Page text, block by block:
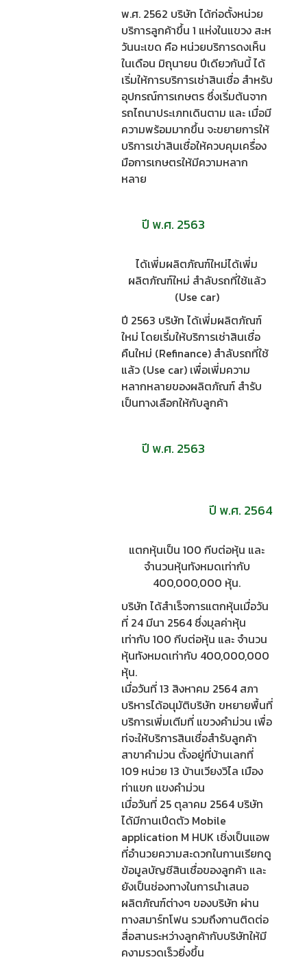
พ.ศ. 2562 บริษัท ได้ก่อตั้งหน่วย
บริการลูกค้าขึ้น 1 แห่งในแขวง สะห
วันนะเขด คือ หน่วยบริการดงเห็น
ในเดือน มิถุนายน ปีเดียวกันนี้ ได้
เริ่มให้การบริการเช่าสินเชื่อ สำหรับ
อุปกรณ์การเกษตร ซึ่งเริ่มต้นจาก
รถไถนาประเภทเดินตาม และ เมื่อมี
ความพร้อมมากขึ้น จะขยายการให้
บริการเข่าสินเชื่อให้ควบคุมเครื่อง
มือการเกษตรให้มีความหลาก
หลาย
ปี พ.ศ. 2563
ได้เพี่มผลิตภัณฑ์ใหม่ได้เพี่ม
ผลิตภัณฑ์ใหม่ สำลับรถที่ใช้แล้ว
(Use car)
ปี 2563 บริษัท ได้เพี่มผลิตภัณฑ์
ใหม่ โดยเรี่มให้บริการเช่าสินเชื่อ
คืนใหม่ (Refinance) สำลับรถที่ใช้
แล้ว (Use car) เพื่อเพี่มความ
หลากหลายของผลิตภัณฑ์ สำรับ
เป็นทางเลือกให้กับลูกค้า
ปี พ.ศ. 2563
ปี พ.ศ. 2564
แตกหุ้นเป็น 100 กีบต่อหุ้น และ
จำนวนหุ้นทังหมดเท่ากับ
400,000,000 หุ้น.
บริษัท ได้สำเร็จการแตกหุ้นเมื่อวัน
ที่ 24 มีนา 2564 ชึ่งมุลค่าหุ้น
เท่ากับ 100 กีบต่อหุ้น และ จำนวน
หุ้นทังหมดเท่ากับ 400,000,000
หุ้น.
เมื่อวันที่ 13 สิงหาคม 2564 สภา
บริหารได้อนุมัติบริษัท ขหยายพื้นที่
บริการเพี่มเตีมที่ แขวงคำม่วน เพื่อ
ท่จะให้บริการสินเชื่อสำรับลูกค้า
สาขาคำม่วน ตั้งอยู่ที่บ้านเลกที่
109 หน่วย 13 บ้านเวียงวิไล เมือง
ท่าแขก แขงคำม่วน
เมื่อวันที่ 25 ตุลาคม 2564 บริษัท
ได้มีกานเปีดตัว Mobile
application M HUK เชิ่งเป็นแอพ
ที่อำนวยความสะดวกในกานเรียกดู
ข้อมูลบัญชีสินเชื่อของลูกค้า และ
ยังเป็นช่องทางในการนำเสนอ
ผลิตภัณฑ์ต่างๆ ของบริษัท ผ่าน
ทางสมาร์ทโฟน รวมถึงกานติดต่อ
สื่อสานระหว่างลูกค้ากับบริษัทให้มี
คงามรวดเร็วยิ่งขึ้น